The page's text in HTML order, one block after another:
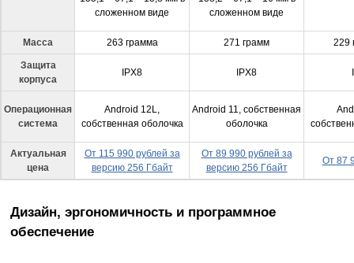
сложенном виде
сложенном виде
Масса 263 грамма 271 грамм 229
Защита
корпуса
IPX8 IPX8
Операционная
система
Android 12L,
собственная оболочка
Android 11, собственная
оболочка
Актуальная
цена
От 115 990 рублей за
версию 256 Гбайт
От 89 990 рублей за
версию 256 Гбайт
От 87
Дизайн, эргономичность и программное
обеспечение